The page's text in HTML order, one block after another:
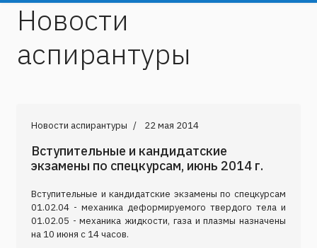
Новости
аспирантуры
Новости аспирантуры 22 мая 2014
Вступительные и кандидатские
экзамены по спецкурсам, июнь 2014 г.
Вступительные и кандидатские экзамены по спецкурсам
01.02.04 - механика деформируемого твердого тела и
01.02.05 - механика жидкости, газа и плазмы назначены
на 10 июня с 14 часов.